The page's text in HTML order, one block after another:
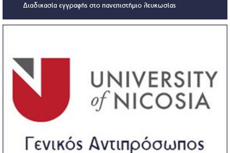
Διαδικασία εγγραφής στο πανεπιστήμιο λευκωσίας